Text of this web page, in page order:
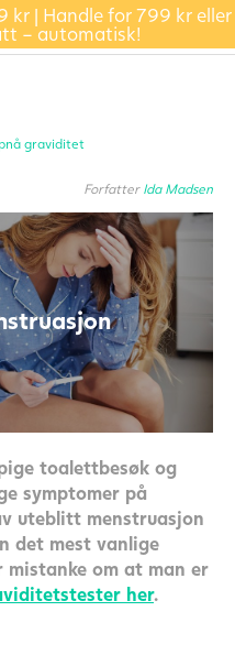
kr | Handle for 799 kr eller
– automatisk!
graviditet
Forfatter Ida Madsen
toalettbesøk og
symptomer på
uteblitt menstruasjon
det mest vanlige
om at man er
her.